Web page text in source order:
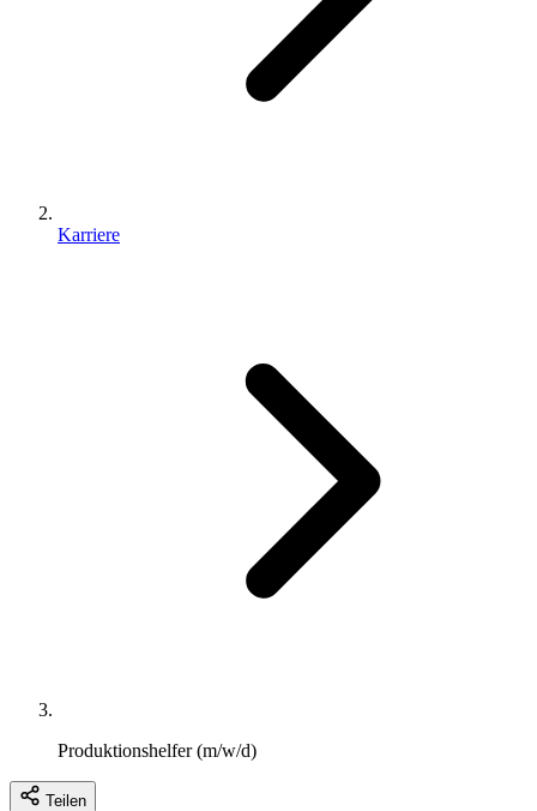
Karriere
Produktionshelfer (m/w/d)
Teilen